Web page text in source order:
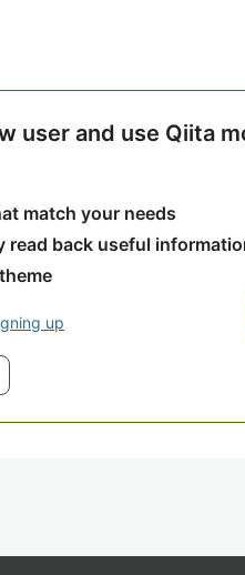
user and use Qiita
match your needs
read back useful
up